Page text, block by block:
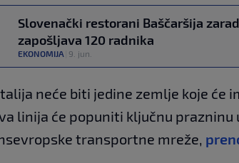
Slovenački restorani Baščaršija
zapošljava 120 radnika
EKONOMIJA 9. jun.
neće biti jedine zemlje koje će
linija će popuniti ključnu prazninu
transportne mreže,